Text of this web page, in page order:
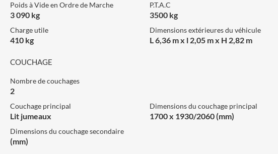
Poids à Vide en Ordre de Marche
3 090 kg
P.T.A.C
3500 kg
Charge utile
410 kg
Dimensions extérieures du véhicule
L 6,36 m x l 2,05 m x H 2,82 m
COUCHAGE
Nombre de couchages
2
Couchage principal
Lit jumeaux
Dimensions du couchage principal
1700 x 1930/2060 (mm)
Dimensions du couchage secondaire
(mm)